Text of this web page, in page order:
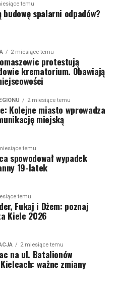
temu
spalarni odpadów?
2 miesiące temu
protestują
krematorium. Obawiają
2 miesiące temu
Kolejne miasto wprowadza
miejską
temu
spowodował wypadek
19-latek
temu
Fukaj i Dżem: poznaj
Kielc 2026
2 miesiące temu
na ul. Batalionów
ważne zmiany